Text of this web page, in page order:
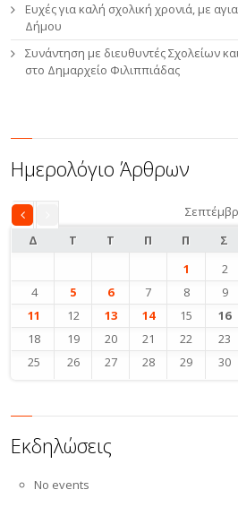
Ευχές για καλή σχολική χρονιά, με
Δήμου
Συνάντηση με διευθυντές Σχολείων
στο Δημαρχείο Φιλιππιάδας
Ημερολόγιο Άρθρων
Δ
Τ Τ Π Π Σ
Αυγ
1 2
4
5 6 7 8 9
11
12 13 14 15 16
18
19 20 21 22 23
25
26 27 28 29 30
Εκδηλώσεις
No events